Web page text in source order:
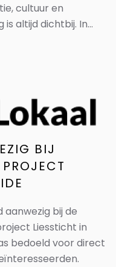
cultuur en
altijd dichtbij. In...
BIJ
aanwezig bij de
Liessticht in
bedoeld voor direct